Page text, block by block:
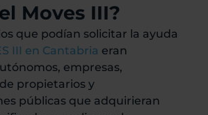
Moves III?
que podían solicitar la ayuda
III en Cantabria eran
empresas,
propietarios y
públicas que adquirieran